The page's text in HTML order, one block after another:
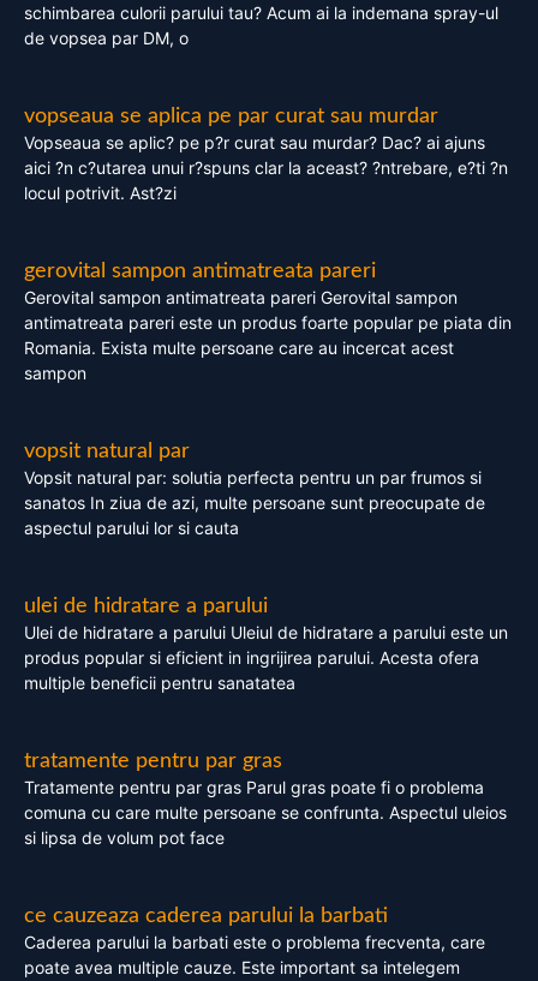
schimbarea culorii parului tau? Acum ai la indemana spray-ul
de vopsea par DM, o
vopseaua se aplica pe par curat sau murdar
Vopseaua se aplic? pe p?r curat sau murdar? Dac? ai ajuns
aici ?n c?utarea unui r?spuns clar la aceast? ?ntrebare, e?ti ?n
locul potrivit. Ast?zi
gerovital sampon antimatreata pareri
Gerovital sampon antimatreata pareri Gerovital sampon
antimatreata pareri este un produs foarte popular pe piata din
Romania. Exista multe persoane care au incercat acest
sampon
vopsit natural par
Vopsit natural par: solutia perfecta pentru un par frumos si
sanatos In ziua de azi, multe persoane sunt preocupate de
aspectul parului lor si cauta
ulei de hidratare a parului
Ulei de hidratare a parului Uleiul de hidratare a parului este un
produs popular si eficient in ingrijirea parului. Acesta ofera
multiple beneficii pentru sanatatea
tratamente pentru par gras
Tratamente pentru par gras Parul gras poate fi o problema
comuna cu care multe persoane se confrunta. Aspectul uleios
si lipsa de volum pot face
ce cauzeaza caderea parului la barbati
Caderea parului la barbati este o problema frecventa, care
poate avea multiple cauze. Este important sa intelegem